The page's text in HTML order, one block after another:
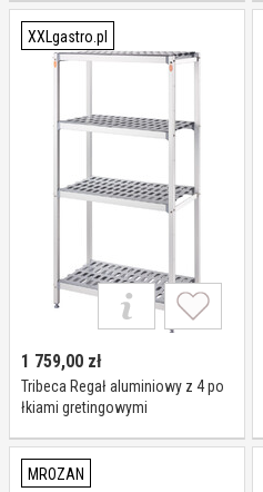
XXLgastro.pl
1 759,00 zł
Tribeca Regał aluminiowy z 4 po
łkiami gretingowymi
MROZAN